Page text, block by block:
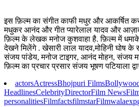
इस फ़िल्म का संगीत काफी मधुर और आकर्षित
मधुकर आनंद और गीत प्यारेलाल यादव और
फ़िल्म के लेखक मनोज कुशवाहा है. फ़िल्म में
देखने मिलेंगे . खेसारी लाल यादव,मोहिनी घोष के
संजय पांडेय, मनोज टाइगर, आनंद मोहन, संजय
फ़िल्म का प्रचार प्रसार संजय भूषण पटियाला
actorsActressBhojpuri Films
HeadlinesCelebrityDirectorFilm News
personalitiesFilmfactsfilmstarFilmwalaexp